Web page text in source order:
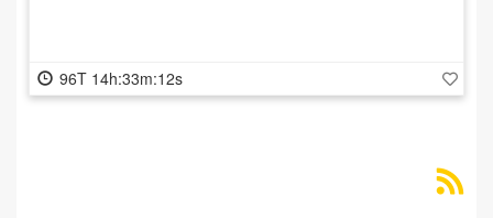
96T 14h:33m:11s